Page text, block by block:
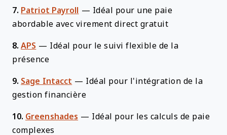
7. Patriot Payroll — Idéal pour une paie
abordable avec virement direct gratuit
8. APS — Idéal pour le suivi flexible de la
présence
9. Sage Intacct — Idéal pour l'intégration de la
gestion financière
10. Greenshades — Idéal pour les calculs de paie
complexes